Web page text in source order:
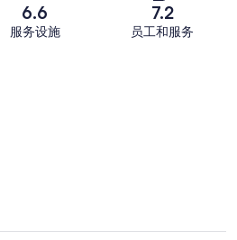
6.6
服务设施
7.2
员工和服务